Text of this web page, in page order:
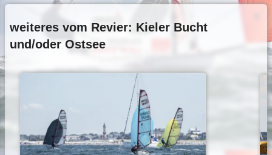
weiteres vom Revier: Kieler Bucht
und/oder Ostsee